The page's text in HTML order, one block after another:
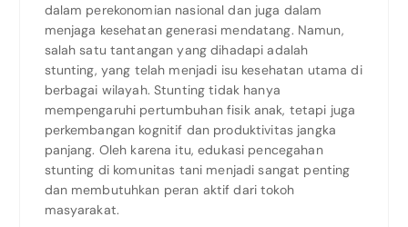
dalam perekonomian nasional dan juga dalam
menjaga kesehatan generasi mendatang. Namun,
salah satu tantangan yang dihadapi adalah
stunting, yang telah menjadi isu kesehatan utama di
berbagai wilayah. Stunting tidak hanya
mempengaruhi pertumbuhan fisik anak, tetapi juga
perkembangan kognitif dan produktivitas jangka
panjang. Oleh karena itu, edukasi pencegahan
stunting di komunitas tani menjadi sangat penting
dan membutuhkan peran aktif dari tokoh
masyarakat.